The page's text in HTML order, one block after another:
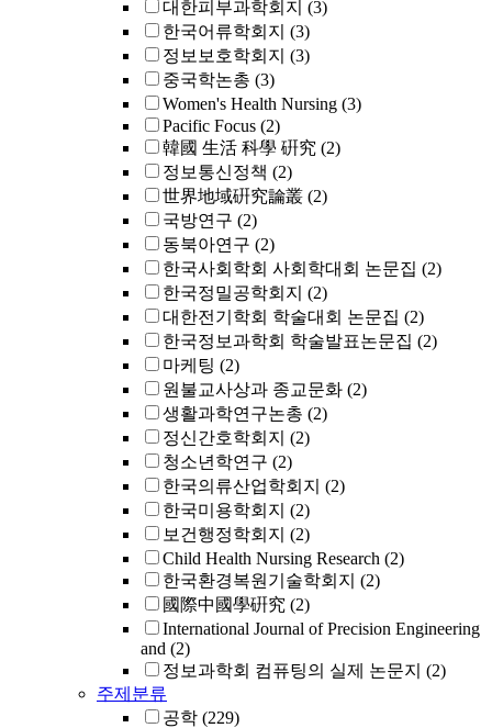
대한피부과학회지 (3)
한국어류학회지 (3)
정보보호학회지 (3)
중국학논총 (3)
Women's Health Nursing (3)
Pacific Focus (2)
韓國 生活 科學 硏究 (2)
정보통신정책 (2)
世界地域硏究論叢 (2)
국방연구 (2)
동북아연구 (2)
한국사회학회 사회학대회 논문집 (2)
한국정밀공학회지 (2)
대한전기학회 학술대회 논문집 (2)
한국정보과학회 학술발표논문집 (2)
마케팅 (2)
원불교사상과 종교문화 (2)
생활과학연구논총 (2)
정신간호학회지 (2)
청소년학연구 (2)
한국의류산업학회지 (2)
한국미용학회지 (2)
보건행정학회지 (2)
Child Health Nursing Research (2)
한국환경복원기술학회지 (2)
國際中國學硏究 (2)
International Journal of Precision Engineering
and (2)
정보과학회 컴퓨팅의 실제 논문지 (2)
주제분류
공학 (229)